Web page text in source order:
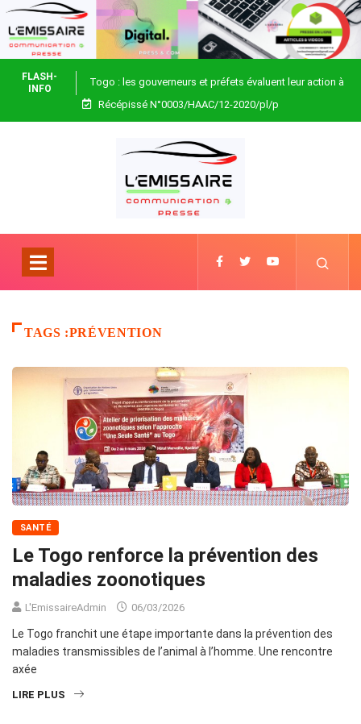
FLASH-
INFO
Togo : les gouverneurs et préfets évaluent leur action à
Blitta
Récépissé N°0003/HAAC/12-2020/pl/p
TAGS :PRÉVENTION
SANTÉ
Le Togo renforce la prévention des
maladies zoonotiques
L'EmissaireAdmin 06/03/2026
Le Togo franchit une étape importante dans la prévention des
maladies transmissibles de l’animal à l’homme. Une rencontre
axée
LIRE PLUS